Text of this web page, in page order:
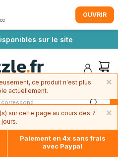
sur le site
Paiement en 4x sans frais
avec Paypal
OUVRIR
×
ce produit n'est plus
actuellement.
×
sur cette page au cours des 7